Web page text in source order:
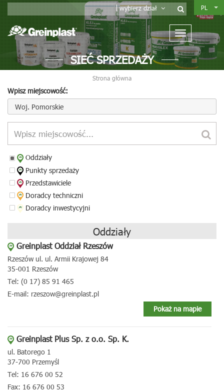
wybierz dział PL
SIEĆ SPRZEDAŻY
Strona główna
Wpisz miejscowość:
Woj. Pomorskie
Oddziały
Punkty sprzedaży
Przedstawiciele
Doradcy techniczni
Doradcy inwestycyjni
Oddziały
Greinplast Oddział Rzeszów
Rzeszów ul. ul. Armii Krajowej 84
35-001 Rzeszów
Tel: (0 17) 85 91 465
E-mail: rzeszow@greinplast.pl
Pokaż na mapie
Greinplast Plus Sp. z o.o. Sp. K.
ul. Batorego 1
37-700 Przemyśl
Tel: 16 676 00 52
Fax: 16 676 00 53